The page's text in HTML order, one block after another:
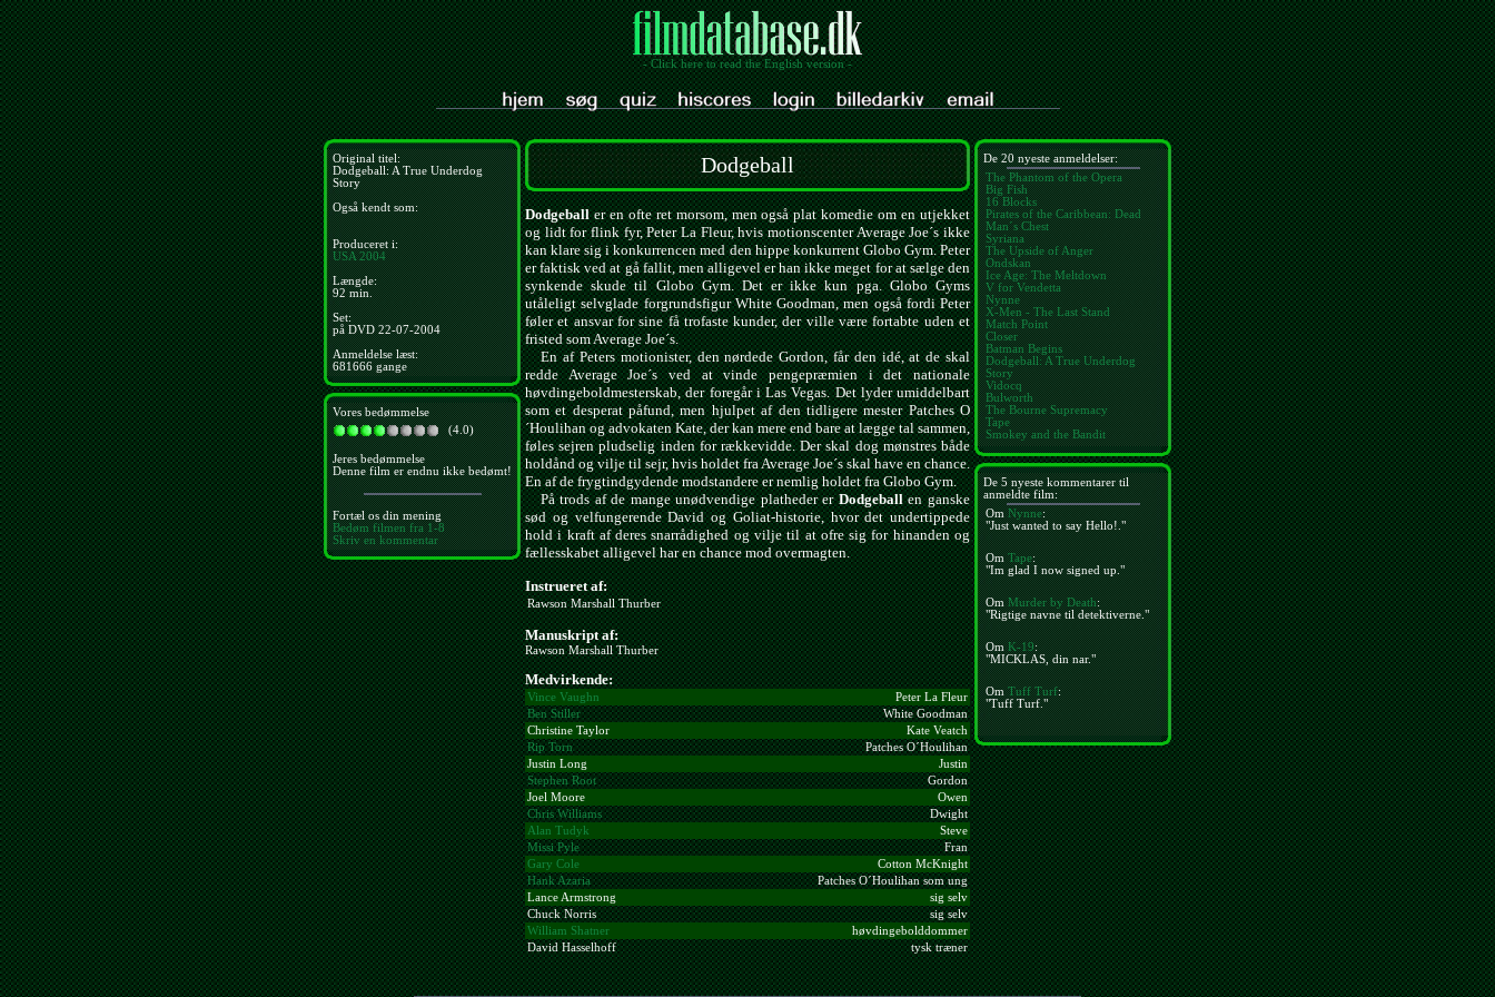
- Click here to read the English version -
Original titel:
Dodgeball: A True Underdog
Story
Også kendt som:
Produceret i:
USA 2004
Længde:
92 min.
Set:
på DVD 22-07-2004
Anmeldelse læst:
681666 gange
Vores bedømmelse
(4.0)
Jeres bedømmelse
Denne film er endnu ikke bedømt!
Fortæl os din mening
Bedøm filmen fra 1-8
Skriv en kommentar
Dodgeball
Dodgeballer en ofte ret morsom, men også plat komedie om en utjekket
og lidt for flink fyr, Peter La Fleur, hvis motionscenter Average Joe´s ikke
kan klare sig i konkurrencen med den hippe konkurrent Globo Gym. Peter
er faktisk ved at gå fallit, men alligevel er han ikke meget for at sælge den
synkende skude til Globo Gym. Det er ikke kun pga. Globo Gyms
utåleligt selvglade forgrundsfigur White Goodman, men også fordi Peter
føler et ansvar for sine få trofaste kunder, der ville være fortabte uden et
fristed som Average Joe´s.
En af Peters motionister, den nørdede Gordon, får den idé, at de skal
redde Average Joe´s ved at vinde pengepræmien i det nationale
høvdingeboldmesterskab, der foregår i Las Vegas. Det lyder umiddelbart
som et desperat påfund, men hjulpet af den tidligere mester Patches O
´Houlihan og advokaten Kate, der kan mere end bare at lægge tal sammen,
føles sejren pludselig inden for rækkevidde. Der skal dog mønstres både
holdånd og vilje til sejr, hvis holdet fra Average Joe´s skal have en chance.
En af de frygtindgydende modstandere er nemlig holdet fra Globo Gym.
På trods af de mange unødvendige platheder erDodgeballen ganske
sød og velfungerende David og Goliat-historie, hvor det undertippede
hold i kraft af deres snarrådighed og vilje til at ofre sig for hinanden og
fællesskabet alligevel har en chance mod overmagten.
Instrueret af:
Rawson Marshall Thurber
Manuskript af:
Rawson Marshall Thurber
Medvirkende:
Vince Vaughn
Peter La Fleur
Ben Stiller
White Goodman
Christine Taylor
Kate Veatch
Rip Torn
Patches O´Houlihan
Justin Long
Justin
Stephen Root
Gordon
Joel Moore
Owen
Chris Williams
Dwight
Alan Tudyk
Steve
Missi Pyle
Fran
Gary Cole
Cotton McKnight
Hank Azaria
Patches O´Houlihan som ung
Lance Armstrong
sig selv
Chuck Norris
sig selv
William Shatner
høvdingebolddommer
David Hasselhoff
tysk træner
De 20 nyeste anmeldelser:
The Phantom of the Opera
Big Fish
16 Blocks
Pirates of the Caribbean: Dead
Man´s Chest
Syriana
The Upside of Anger
Ondskan
Ice Age: The Meltdown
V for Vendetta
Nynne
X-Men - The Last Stand
Match Point
Closer
Batman Begins
Dodgeball: A True Underdog
Story
Vidocq
Bulworth
The Bourne Supremacy
Tape
Smokey and the Bandit
De 5 nyeste kommentarer til
anmeldte film:
OmNynne:
"Just wanted to say Hello!."
OmTape:
"Im glad I now signed up."
OmMurder by Death:
"Rigtige navne til detektiverne."
OmK-19:
"MICKLAS, din nar."
OmTuff Turf:
"Tuff Turf."